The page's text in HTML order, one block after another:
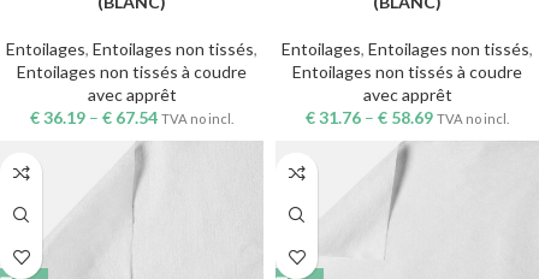
Entoilages, Entoilages non tissés,
Entoilages non tissés à coudre
avec apprêt
€36.19 – € 67.54 TVA no incl.
Entoilages, Entoilages non tissés,
Entoilages non tissés à coudre
avec apprêt
€31.76 – € 58.69 TVA no incl.